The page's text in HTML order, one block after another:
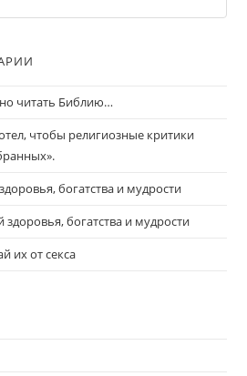
читать Библию…
чтобы религиозные критики
богатства и мудрости
здоровья, богатства и мудрости
их от секса